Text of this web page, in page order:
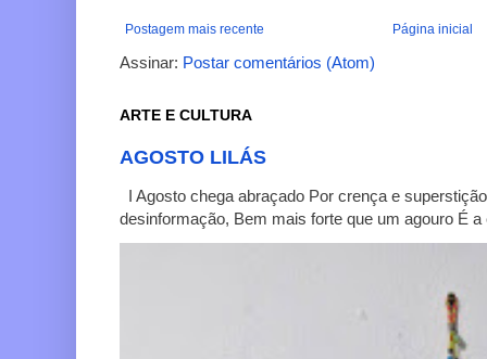
Postagem mais recente Página inicial
Assinar: Postar comentários (Atom)
ARTE E CULTURA
AGOSTO LILÁS
I Agosto chega abraçado Por crença e
desinformação, Bem mais forte que um agouro É